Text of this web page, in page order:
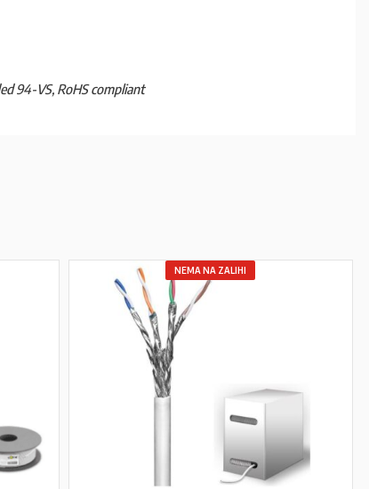
94-VS, RoHS compliant
NEMA NA ZALIHI